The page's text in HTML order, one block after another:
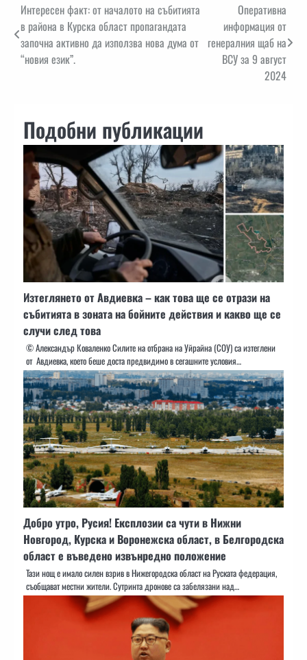
Навигация
Интересен факт: от началото на събитията
в района в Курска област пропагандата
започна активно да използва нова дума от
“новия език”.
Оперативна
информация от
генералния щаб на
ВСУ за 9 август
2024
Подобни публикации
Изтеглянето от Авдиевка – как това ще се отрази на
събитията в зоната на бойните действия и какво ще се
случи след това
© Александър Коваленко Силите на отбрана на Уйрайна (СОУ) са изтеглени
от Авдиевка, което беше доста предвидимо в сегашните условия…
Добро утро, Русия! Експлозии са чути в Нижни
Новгород, Курска и Воронежска област, в Белгородска
област е въведено извънредно положение
Тази нощ е имало силен взрив в Нижегородска област на Руската федерация,
съобщават местни жители. Сутринта дронове са забелязани над…